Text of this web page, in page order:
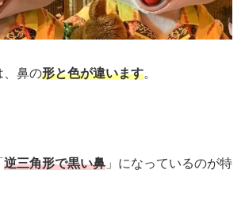
、鼻の形と色が違います。
逆三角形で黒い鼻 」になっているのが特